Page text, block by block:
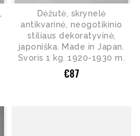
Dėžutė, skrynelė
antikvarinė, neogotikinio
stiliaus dekoratyvinė,
japoniška. Made in Japan.
Svoris 1 kg. 1920-1930 m.
€87